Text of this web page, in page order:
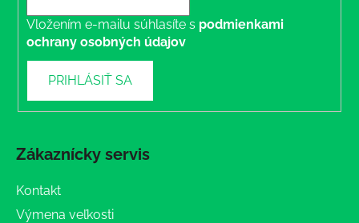
Vložením e-mailu súhlasíte s podmienkami
ochrany osobných údajov
PRIHLÁSIŤ SA
Zákaznícky servis
Kontakt
Výmena veľkosti